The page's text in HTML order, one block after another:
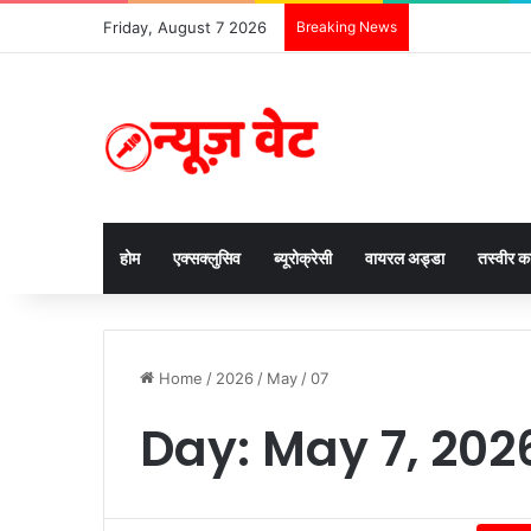
Friday, August 7 2026 Breaking News
होम एक्सक्लुसिव ब्यूरोक्रेसी वायरल अड्डा तस्वीर
Home / 2026 / May /07
Day: May 7,